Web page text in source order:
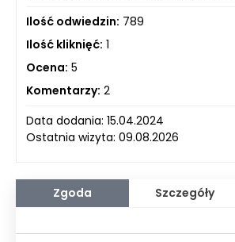
Ilość odwiedzin: 789
Ilość kliknięć: 1
Ocena: 5
Komentarzy: 2
Data dodania: 15.04.2024
Ostatnia wizyta: 09.08.2026
Zgoda Szczegóły